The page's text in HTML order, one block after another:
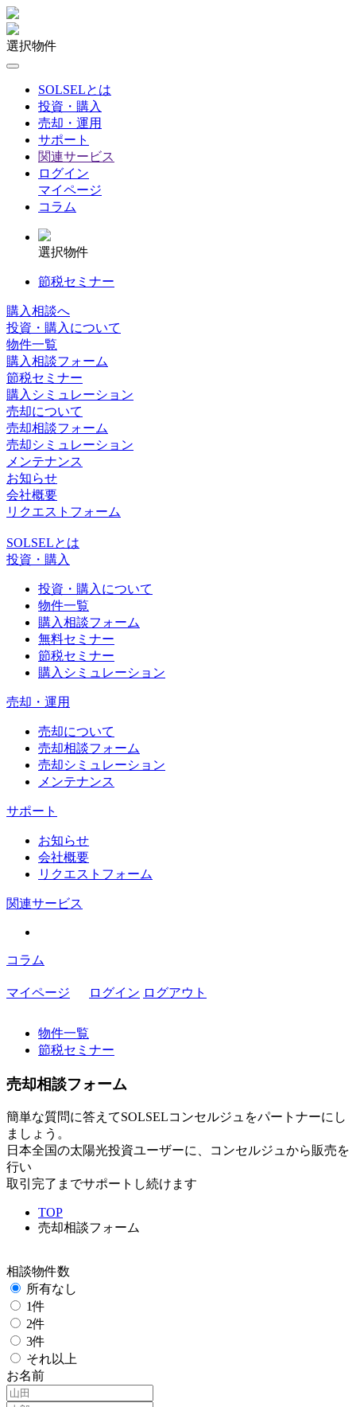
選択物件
SOLSELとは
投資・購入
売却・運用
サポート
関連サービス
ログイン
マイページ
コラム
選択物件
節税セミナー
購入相談へ
投資・購入について
物件一覧
購入相談フォーム
節税セミナー
購入シミュレーション
売却について
売却相談フォーム
売却シミュレーション
メンテナンス
お知らせ
会社概要
リクエストフォーム
SOLSELとは
投資・購入
投資・購入について
物件一覧
購入相談フォーム
無料セミナー
節税セミナー
購入シミュレーション
売却・運用
売却について
売却相談フォーム
売却シミュレーション
メンテナンス
サポート
お知らせ
会社概要
リクエストフォーム
関連サービス
コラム
マイページ ログイン ログアウト
物件一覧
節税セミナー
売却相談フォーム
簡単な質問に答えてSOLSELコンセルジュをパートナーにし
ましょう。
日本全国の太陽光投資ユーザーに、コンセルジュから販売を
行い
取引完了までサポートし続けます
TOP
売却相談フォーム
相談物件数
所有なし
1件
2件
3件
それ以上
お名前